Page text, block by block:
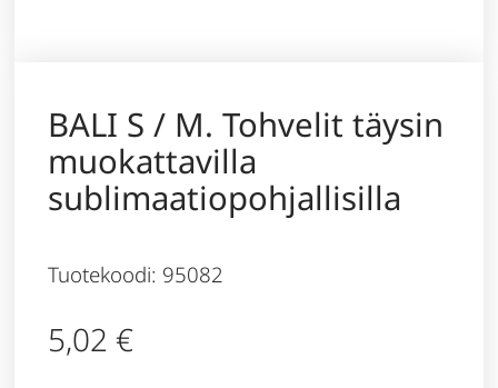
BALI S / M. Tohvelit täysin
muokattavilla
sublimaatiopohjallisilla
Tuotekoodi: 95082
5,02 €